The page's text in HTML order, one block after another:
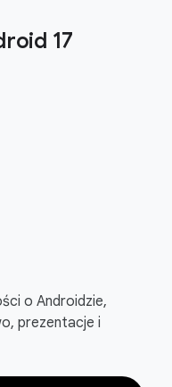
17
o Androidzie,
prezentacje i